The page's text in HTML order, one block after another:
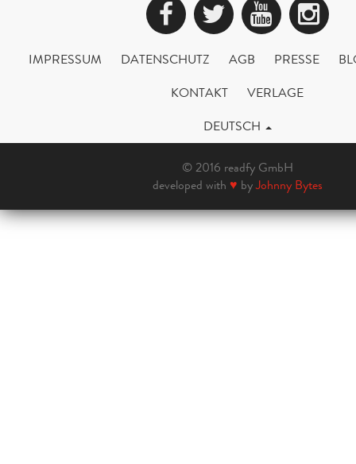
Facebook
Twitter
IMPRESSUM DATENSCHUTZ AGB PRESSE
KONTAKT
VERLAGE
DEUTSCH
© 2016 readfy GmbH
developed with ♥ byJohnny Bytes